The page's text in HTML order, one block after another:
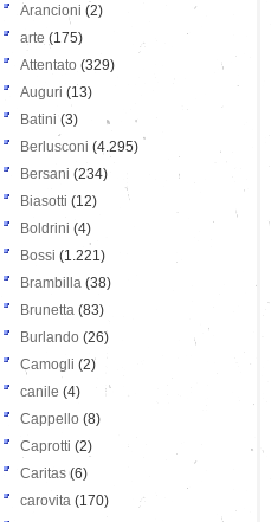
Arancioni (2)
arte (175)
Attentato (329)
Auguri (13)
Batini (3)
Berlusconi (4.295)
Bersani (234)
Biasotti (12)
Boldrini (4)
Bossi (1.221)
Brambilla (38)
Brunetta (83)
Burlando (26)
Camogli (2)
canile (4)
Cappello (8)
Caprotti (2)
Caritas (6)
carovita (170)